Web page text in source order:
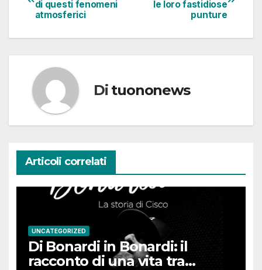
articoli
le loro fastidiose
punture
di questi fenomeni
atmosferici
Di tuononews
Articoli correlati
UNCATEGORIZED
Di Bonardi in Bonardi: il
racconto di una vita tra